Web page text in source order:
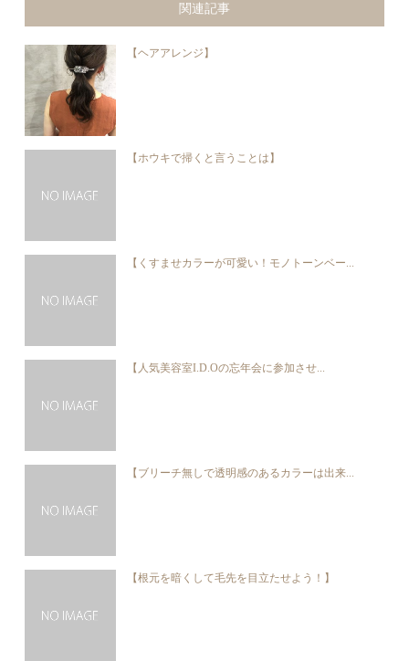
関連記事
【ヘアアレンジ】
【ホウキで掃くと言うことは】
【くすませカラーが可愛い！モノトーンベー...
【人気美容室I.D.Oの忘年会に参加させ...
【ブリーチ無しで透明感のあるカラーは出来...
【根元を暗くして毛先を目立たせよう！】